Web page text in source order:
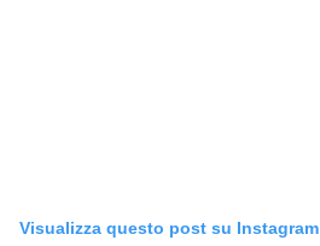
Visualizza questo post su Instagram